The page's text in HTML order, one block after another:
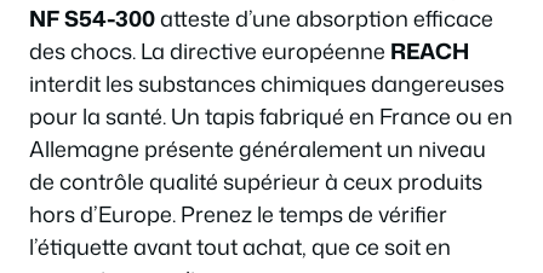
NF S54-300atteste d’une absorption efficace
des chocs. La directive européenne REACH
interdit les substances chimiques dangereuses
pour la santé. Un tapis fabriqué en France ou en
Allemagne présente généralement un niveau
de contrôle qualité supérieur à ceux produits
hors d’Europe. Prenez le temps de vérifier
l’étiquette avant tout achat, que ce soit en